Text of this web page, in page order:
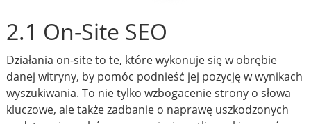
2.1 On-Site SEO
Działania on-site to te, które wykonuje się w obrębie
danej witryny, by pomóc podnieść jej pozycję w wynikach
wyszukiwania. To nie tylko wzbogacenie strony o słowa
kluczowe, ale także zadbanie o naprawę uszkodzonych